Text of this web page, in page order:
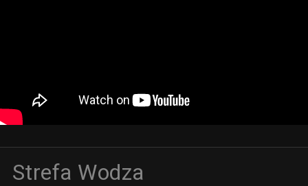
Strefa Wodza